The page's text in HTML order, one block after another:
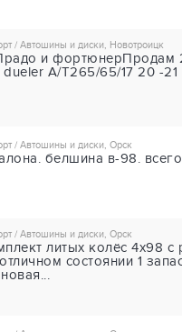
/ Автошины и диски, Новотроицк
и фортюнерПродам
A/T265/65/17 20 -21
/ Автошины и диски, Орск
белшина в-98.
/ Автошины и диски, Орск
литых колёс 4х98 с
состоянии 1